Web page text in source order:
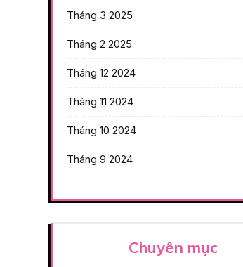
Tháng 3 2025
Tháng 2 2025
Tháng 12 2024
Tháng 11 2024
Tháng 10 2024
Tháng 9 2024
Chuyên mục